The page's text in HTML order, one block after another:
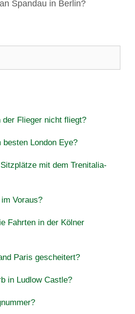
Spandau in Berlin?
Flieger nicht fliegt?
London Eye?
mit dem Trenitalia-
Voraus?
Fahrten in der Kölner
Paris gescheitert?
in Ludlow Castle?